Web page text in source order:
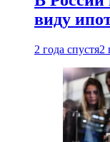
виду
2 года спустя2